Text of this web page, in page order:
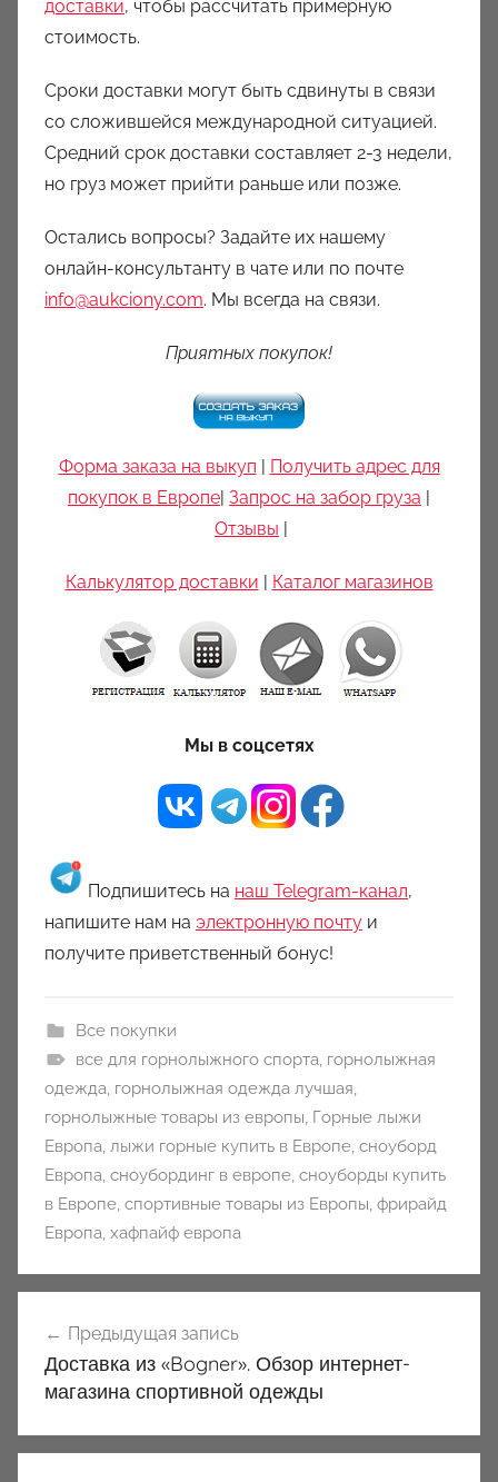
доставки, чтобы рассчитать примерную
стоимость.
Сроки доставки могут быть сдвинуты в связи
со сложившейся международной ситуацией.
Средний срок доставки составляет 2-3 недели,
но груз может прийти раньше или позже.
Остались вопросы? Задайте их нашему
онлайн-консультанту в чате или по почте
info@aukciony.com. Мы всегда на связи.
Приятных покупок!
Форма заказа на выкуп
Получить адрес для
покупок в Европе Запрос на забор груза
Отзывы
Калькулятор доставки Каталог магазинов
Мы в соцсетях
Подпишитесь на наш Telegram-канал,
напишите нам на электронную почту и
получите приветственный бонус!
Все покупки
все для горнолыжного спорта, горнолыжная
одежда, горнолыжная одежда лучшая,
горнолыжные товары из европы, Горные лыжи
Европа, лыжи горные купить в Европе, сноуборд
Европа, сноубординг в европе, сноуборды купить
в Европе, спортивные товары из Европы, фрирайд
Европа, хафпайф европа
по
записям
Предыдущая запись
Доставка из «Bogner». Обзор интернет-
магазина спортивной одежды